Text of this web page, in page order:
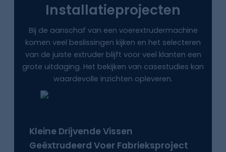
Installatieprojecten
Bij de aanschaf van een voerextrudermachine
komen veel beslissingen kijken en het selecteren
van de juiste extruder blijft voor veel klanten een
grote uitdaging. Het bekijken van casestudies kan
waardevolle inzichten opleveren.
Kleine Drijvende Vissen
Geëxtrudeerd Voer Fabrieksproject